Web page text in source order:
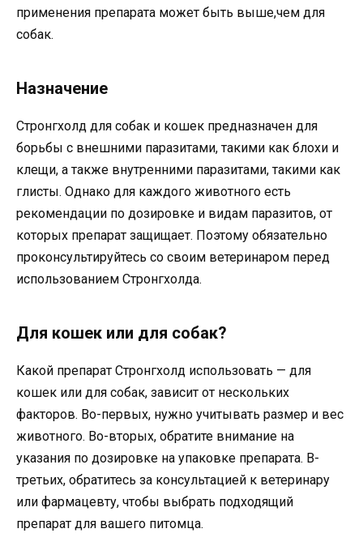
применения препарата может быть выше,чем для
собак.
Назначение
Стронгхолд для собак и кошек предназначен для
борьбы с внешними паразитами, такими как блохи и
клещи, а также внутренними паразитами, такими как
глисты. Однако для каждого животного есть
рекомендации по дозировке и видам паразитов, от
которых препарат защищает. Поэтому обязательно
проконсультируйтесь со своим ветеринаром перед
использованием Стронгхолда.
Для кошек или для собак?
Какой препарат Стронгхолд использовать — для
кошек или для собак, зависит от нескольких
факторов. Во-первых, нужно учитывать размер и вес
животного. Во-вторых, обратите внимание на
указания по дозировке на упаковке препарата. В-
третьих, обратитесь за консультацией к ветеринару
или фармацевту, чтобы выбрать подходящий
препарат для вашего питомца.